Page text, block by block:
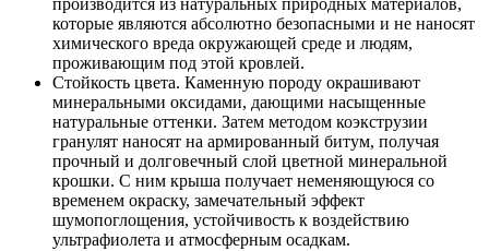
производится из натуральных природных материалов,
которые являются абсолютно безопасными и не наносят
химического вреда окружающей среде и людям,
проживающим под этой кровлей.
Стойкость цвета. Каменную породу окрашивают
минеральными оксидами, дающими насыщенные
натуральные оттенки. Затем методом коэкструзии
гранулят наносят на армированный битум, получая
прочный и долговечный слой цветной минеральной
крошки. С ним крыша получает неменяющуюся со
временем окраску, замечательный эффект
шумопоглощения, устойчивость к воздействию
ультрафиолета и атмосферным осадкам.